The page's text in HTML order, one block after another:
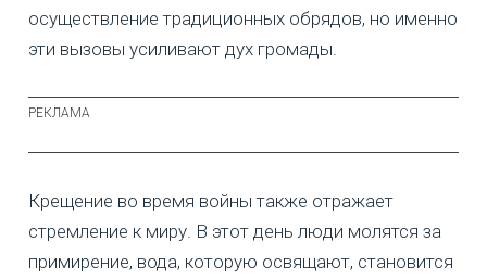
осуществление традиционных обрядов, но именно
эти вызовы усиливают дух громады.
Крещение во время войны также отражает
стремление к миру. В этот день люди молятся за
примирение, вода, которую освящают, становится